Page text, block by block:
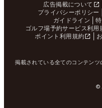
広告掲載について
プライバシーポリシー
ガイドライン
ゴルフ場予約サービス利用
ポイント利用規約
掲載されている全てのコンテン
©